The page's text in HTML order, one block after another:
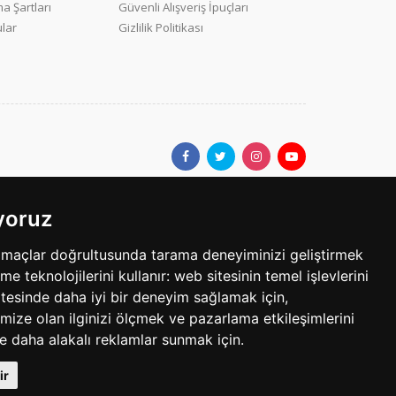
doğrultusunda tarama deneyiminizi geliştirmek
teknolojilerini kullanır: web sitesinin temel işlevlerini
daha iyi bir deneyim sağlamak için,
olan ilginizi ölçmek ve pazarlama etkileşimlerini
daha alakalı reklamlar sunmak için.
Şartları
Güvenli Alışveriş İpuçları
Gizlilik Politikası
yer alan kullanıcıların oluşturduğu tüm içerik, görüş ve
yanlışlık, eksiklik veya yasalarla düzenlenmiş
3 ilandır. Her bir ilan için yayın süresi 30 gündür.
Telif Hakkı © 1997 - 2025 sarisayfalar.com Tüm Hakları Sakldır.